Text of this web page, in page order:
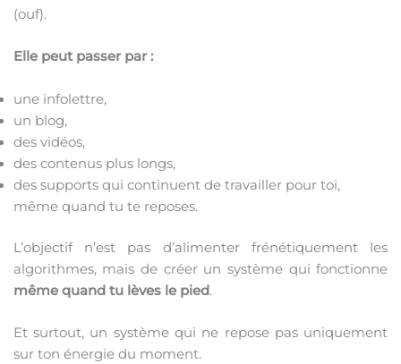
(ouf).
Elle peut passer par :
une infolettre,
un blog,
des vidéos,
des contenus plus longs,
des supports qui continuent de travailler pour toi,
même quand tu te reposes.
L’objectif n’est pas d’alimenter frénétiquement les
algorithmes, mais de créer un système qui fonctionne
même quand tu lèves le pied.
Et surtout, un système qui ne repose pas uniquement
sur ton énergie du moment.